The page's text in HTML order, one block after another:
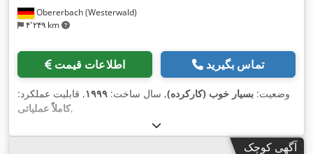
Obererbach (Westerwald)
۴٬۲۴۹ km
اطلاعات قیمت تماس بگیرید
وضعیت: بسیار خوب (کارکرده), سال ساخت: ۱۹۹۹, قابلیت عملکرد:
کاملاً عملیاتی,
آگهی کوچک